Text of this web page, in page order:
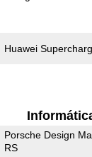
Huawei
Porsche Design
RS